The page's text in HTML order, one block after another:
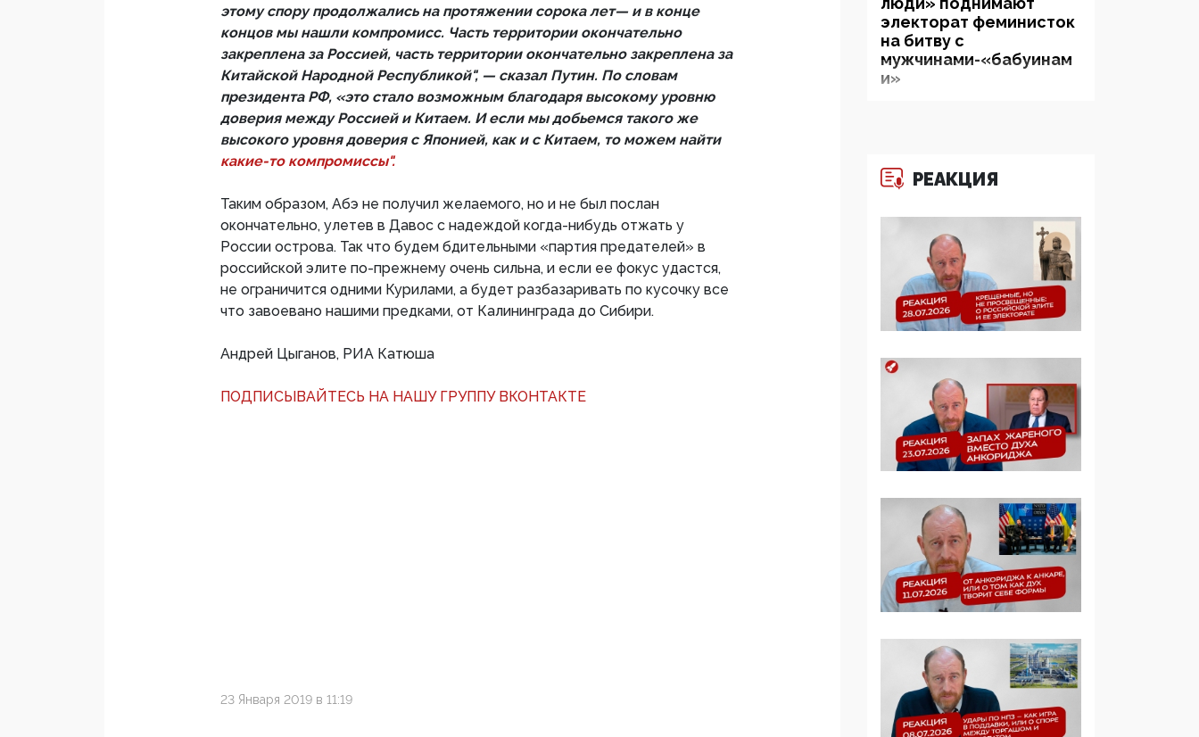
этому спору продолжались на протяжении сорока лет— и в конце
концов мы нашли компромисс. Часть территории окончательно
закреплена за Россией, часть территории окончательно закреплена за
Китайской Народной Республикой", — сказал Путин. По словам
президента РФ, «это стало возможным благодаря высокому уровню
доверия между Россией и Китаем. И если мы добьемся такого же
высокого уровня доверия с Японией, как и с Китаем, то можем найти
какие-то компромиссы".
Таким образом, Абэ не получил желаемого, но и не был послан
окончательно, улетев в Давос с надеждой когда-нибудь отжать у
России острова. Так что будем бдительными «партия предателей» в
российской элите по-прежнему очень сильна, и если ее фокус удастся,
не ограничится одними Курилами, а будет разбазаривать по кусочку все
что завоевано нашими предками, от Калининграда до Сибири.
Андрей Цыганов, РИА Катюша
ПОДПИСЫВАЙТЕСЬ НА НАШУ ГРУППУ ВКОНТАКТЕ
23 Января 2019 в 11:19
электорат феминисток
на битву с
мужчинами-«бабуинам
и»
инфоцыганство и
лженаука под ширмой
ценностей: кто и с чем
выступал на форуме
«Россия 809. Традиции
будущего»
09:40, 06 Мая 2026
и благолепия:
профилактика негатива
среди молодежи снова
отдана на откуп
«движперам»
120 лет
парламентаризма: как
институт
народовластия
превратился в «чего
изволите» для
06:29, 15 Апреля 2026
Социальный фонд
России – пионер
жесткого внедрения
РЕАКЦИЯ